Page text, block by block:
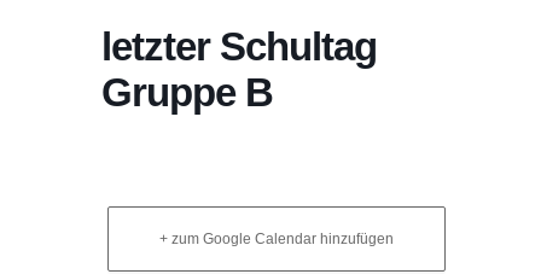
letzter Schultag
Gruppe B
+ zum Google Calendar hinzufügen